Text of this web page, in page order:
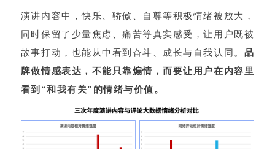
演讲内容中，快乐、骄傲、自尊等积极情绪被放大，
同时保留了少量焦虑、痛苦等真实感受，让用户既被
故事打动，也能从中看到奋斗、成长与自我认同。 品
牌做情感表达，不能只靠煽情，而要让用户在内容里
看到“和我有关”的情绪与价值。